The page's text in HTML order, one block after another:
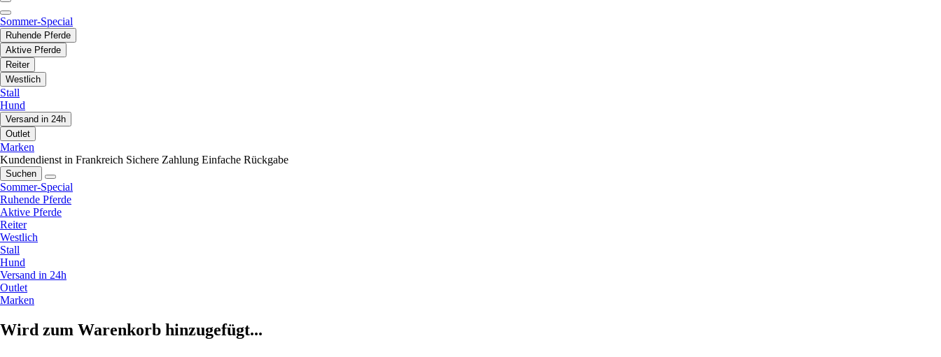
Sommer-Special
Ruhende Pferde
Aktive Pferde
Reiter
Westlich
Stall
Hund
Versand in 24h
Outlet
Marken
Kundendienst in Frankreich Sichere Zahlung Einfache Rückgabe
Suchen
Sommer-Special
Ruhende Pferde
Aktive Pferde
Reiter
Westlich
Stall
Hund
Versand in 24h
Outlet
Marken
Wird zum Warenkorb hinzugefügt...